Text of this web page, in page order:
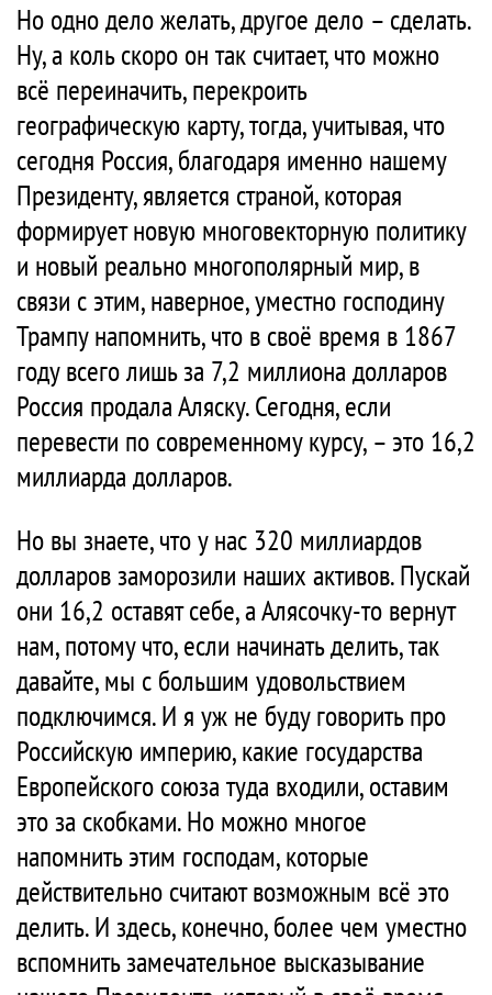
Но одно дело желать, другое дело – сделать.
Ну, а коль скоро он так считает, что можно
всё переиначить, перекроить
географическую карту, тогда, учитывая, что
сегодня Россия, благодаря именно нашему
Президенту, является страной, которая
формирует новую многовекторную политику
и новый реально многополярный мир, в
связи с этим, наверное, уместно господину
Трампу напомнить, что в своё время в 1867
году всего лишь за 7,2 миллиона долларов
Россия продала Аляску. Сегодня, если
перевести по современному курсу, – это 16,2
миллиарда долларов.
Но вы знаете, что у нас 320 миллиардов
долларов заморозили наших активов. Пускай
они 16,2 оставят себе, а Алясочку-то вернут
нам, потому что, если начинать делить, так
давайте, мы с большим удовольствием
подключимся. И я уж не буду говорить про
Российскую империю, какие государства
Европейского союза туда входили, оставим
это за скобками. Но можно многое
напомнить этим господам, которые
действительно считают возможным всё это
делить. И здесь, конечно, более чем уместно
вспомнить замечательное высказывание